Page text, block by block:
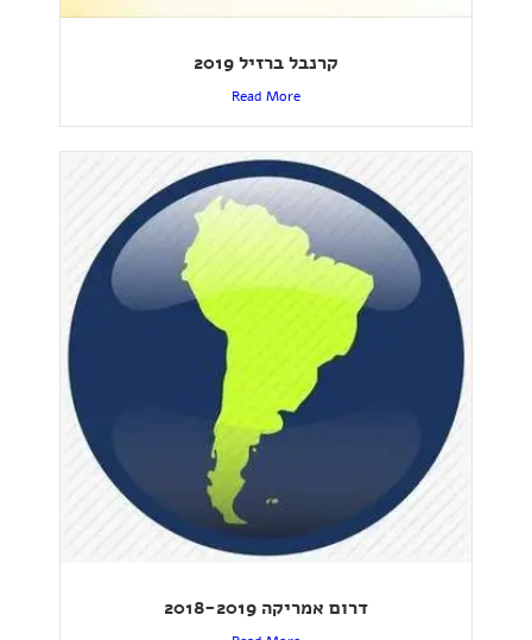
קרנבל ברזיל 2019
Read More
דרום אמריקה 2018-2019